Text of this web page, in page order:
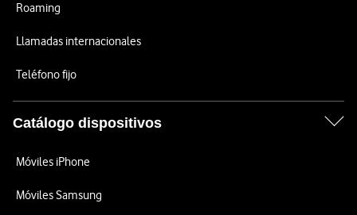
Roaming
Llamadas internacionales
Teléfono fijo
Catálogo dispositivos
Móviles iPhone
Móviles Samsung